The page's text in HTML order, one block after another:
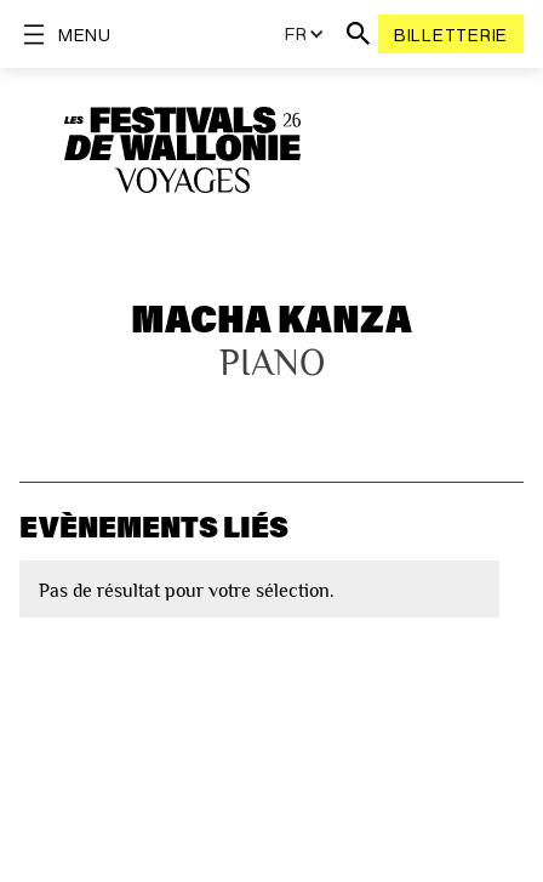
FR BILLETTERIE
MENU
MACHA KANZA
PIANO
EVÈNEMENTS LIÉS
Pas de résultat pour votre sélection.